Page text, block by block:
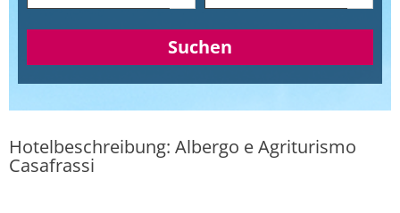
Suchen
Hotelbeschreibung: Albergo e Agriturismo
Casafrassi